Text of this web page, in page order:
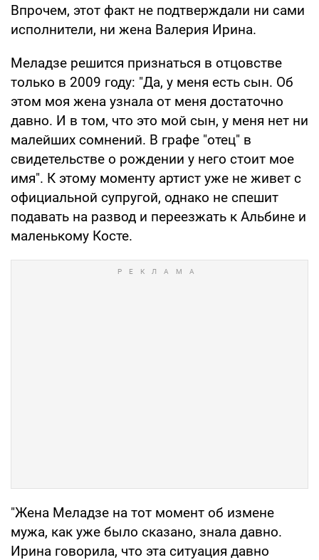
Впрочем, этот факт не подтверждали ни сами
исполнители, ни жена Валерия Ирина.
Меладзе решится признаться в отцовстве
только в 2009 году: "Да, у меня есть сын. Об
этом моя жена узнала от меня достаточно
давно. И в том, что это мой сын, у меня нет ни
малейших сомнений. В графе "отец" в
свидетельстве о рождении у него стоит мое
имя". К этому моменту артист уже не живет с
официальной супругой, однако не спешит
подавать на развод и переезжать к Альбине и
маленькому Косте.
"Жена Меладзе на тот момент об измене
мужа, как уже было сказано, знала давно.
Ирина говорила, что эта ситуация давно